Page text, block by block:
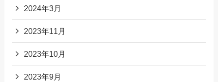
2024年3月
2023年11月
2023年10月
2023年9月